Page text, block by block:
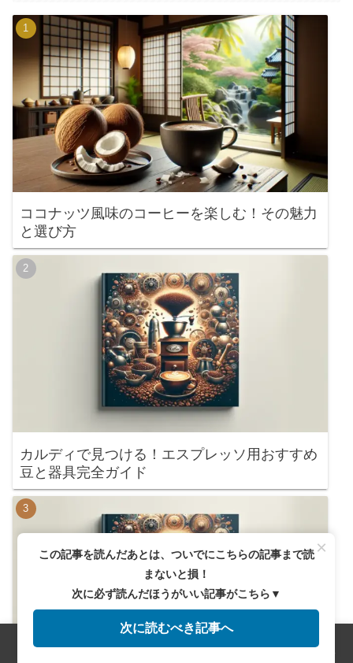
ココナッツ風味のコーヒーを楽しむ！その魅力
と選び方
カルディで見つける！エスプレッソ用おすすめ
豆と器具完全ガイド
サイドバー
×
この記事を読んだあとは、ついでにこちらの記事まで読
まないと損！
次に必ず読んだほうがいい記事がこちら▼
次に読むべき記事へ